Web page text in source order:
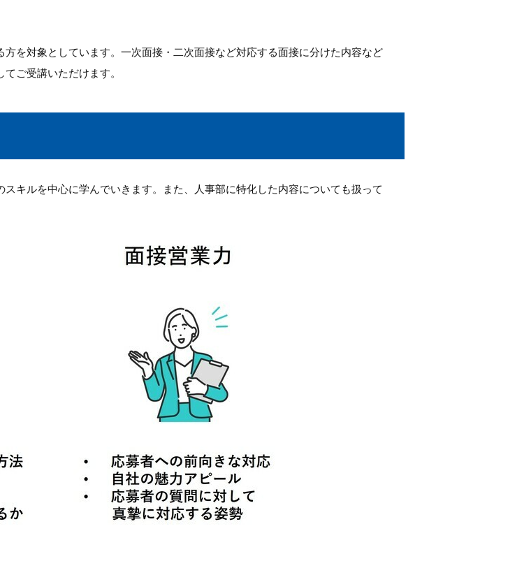
を対象としています。一次面接・二次面接など対応する面接に分けた内容など
ご受講いただけます。
キルを中心に学んでいきます。また、人事部に特化した内容についても扱って